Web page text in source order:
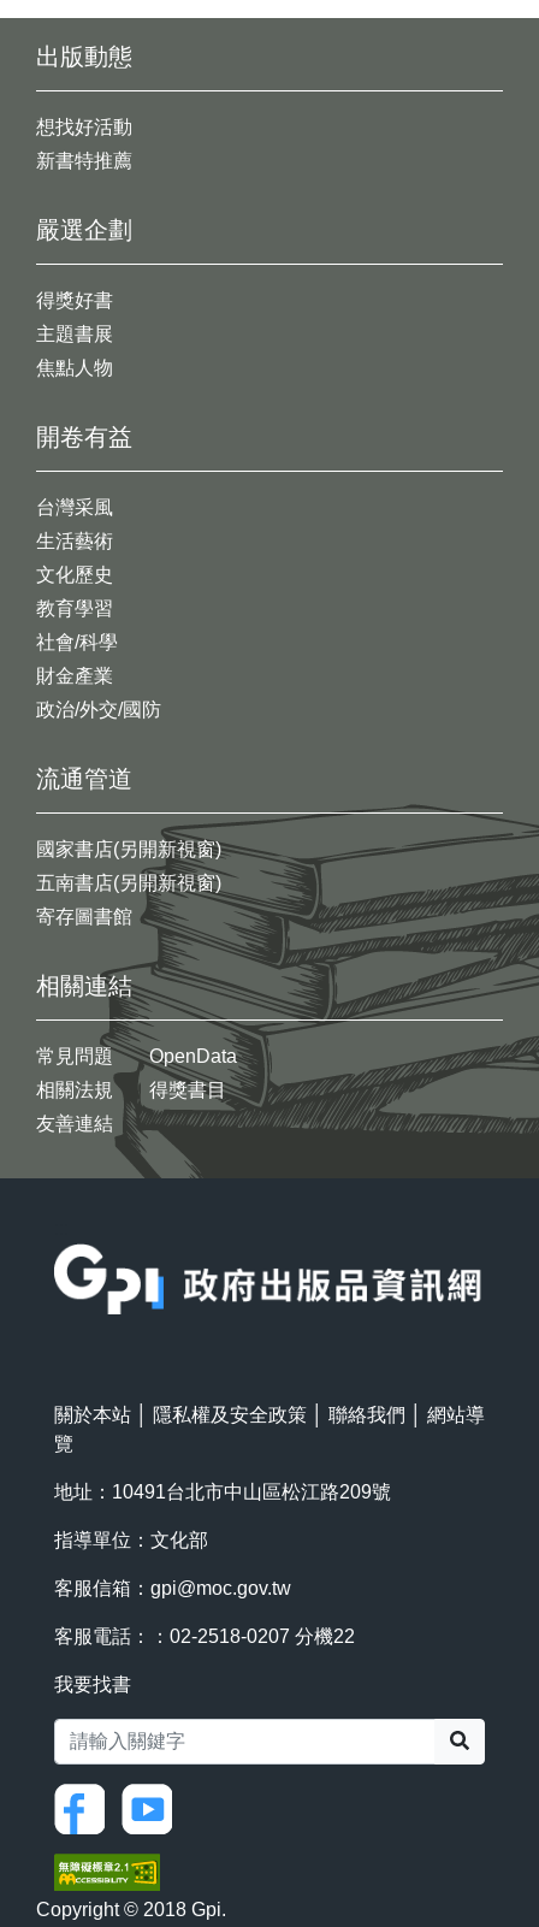
出版動態
想找好活動
新書特推薦
開卷有益
台灣采風
生活藝術
文化歷史
教育學習
社會/科學
財金產業
政治/外交/國防
嚴選企劃
得獎好書
主題書展
焦點人物
流通管道
國家書店(另開新視窗)
五南書店(另開新視窗)
寄存圖書館
相關連結
常見問題
相關法規
友善連結
OpenData
得獎書目
關於本站 隱私權及安全政策 聯絡我們
網站導
覽
地址：10491台北市中山區松江路209號
指導單位：文化部
客服信箱： gpi@moc.gov.tw
客服電話：：02-2518-0207 分機22
我要找書
Copyright © 2018 Gpi.